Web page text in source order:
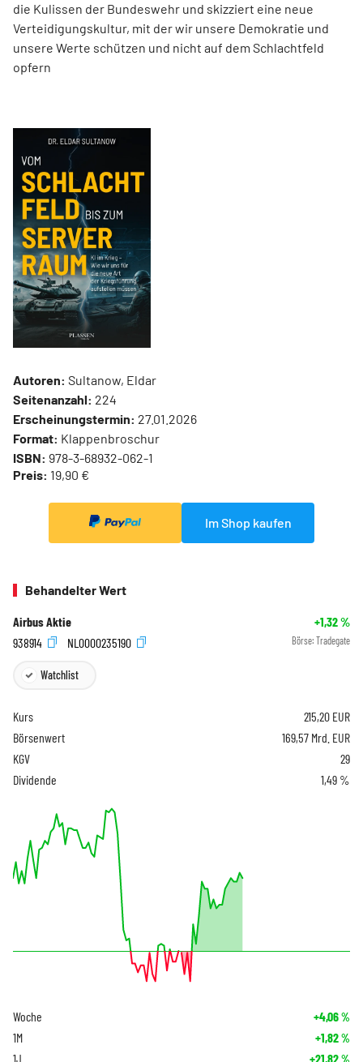
die Kulissen der Bundeswehr und skizziert eine neue
Verteidigungskultur, mit der wir unsere Demokratie und
unsere Werte schützen und nicht auf dem Schlachtfeld
opfern
Autoren: Sultanow, Eldar
Seitenanzahl: 224
Erscheinungstermin: 27.01.2026
Format: Klappenbroschur
ISBN: 978-3-68932-062-1
Preis: 19,90 €
Im Shop kaufen
Behandelter Wert
Airbus Aktie +1,32%
938914
NL0000235190 Börse: Tradegate
Watchlist
Kurs 215,20 EUR
Börsenwert
169,57 Mrd. EUR
KGV
29
Dividende
1,49 %
Woche +4,06%
1M +1,82%
1J +21,82%